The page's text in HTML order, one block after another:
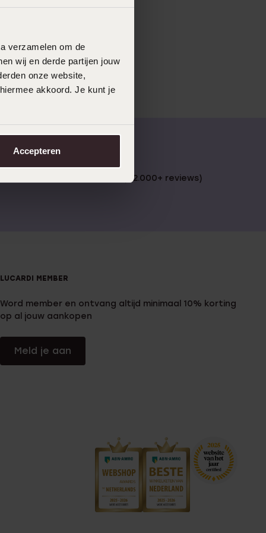
verzamelen om de
wij en derde partijen jouw
onze website,
akkoord. Je kunt je
Accepteren
4,67 uit 5 (82.000+ reviews)
LUCARDI MEMBER
Word member en ontvang altijd minimaal 10% korting
op al jouw aankopen
Meld je aan